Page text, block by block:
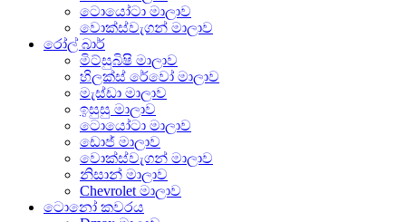
ටොයෝටා මාලාව
වොක්ස්වැගන් මාලාව
රෝල් බාර්
මිට්සුබිෂි මාලාව
හිලක්ස් රේවෝ මාලාව
මැස්ඩා මාලාව
ඉසුසු මාලාව
ටොයෝටා මාලාව
ඩොජ් මාලාව
වොක්ස්වැගන් මාලාව
නිසාන් මාලාව
Chevrolet මාලාව
ටොනෝ කවරය